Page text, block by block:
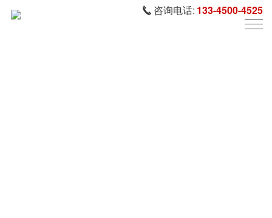
咨询电话: 133-4500-4525